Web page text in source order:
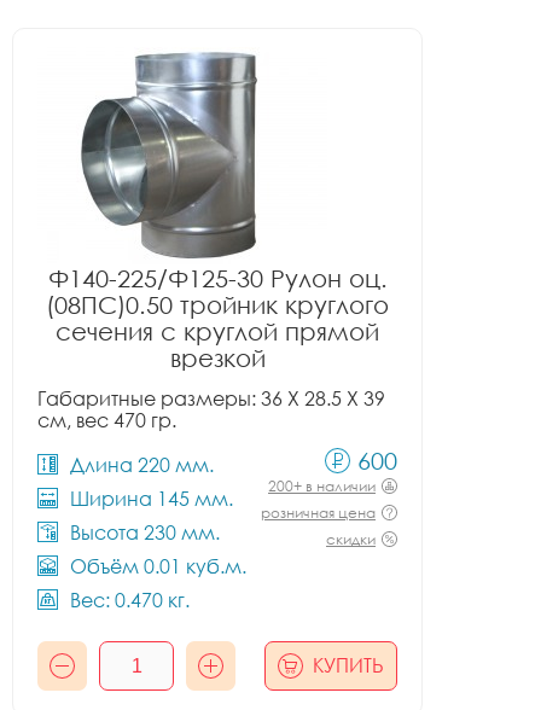
Ф140-225/Ф125-30 Рулон оц.
(08ПС)0.50 тройник круглого
сечения с круглой прямой
врезкой
Габаритные размеры: 36 X 28.5 X 39
см, вес 470 гр.
Длина 220 мм.
Ширина 145 мм.
Высота 230 мм.
Объём 0.01 куб.м.
Вес: 0.470 кг.
600
200+ в наличии
розничная цена
скидки
КУПИТЬ